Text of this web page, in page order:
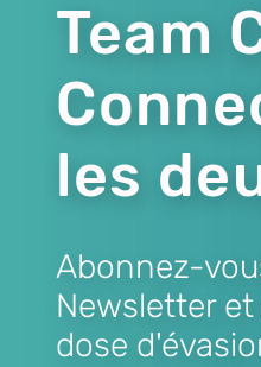
Team
les
Abonnez-
Newsletter
dose